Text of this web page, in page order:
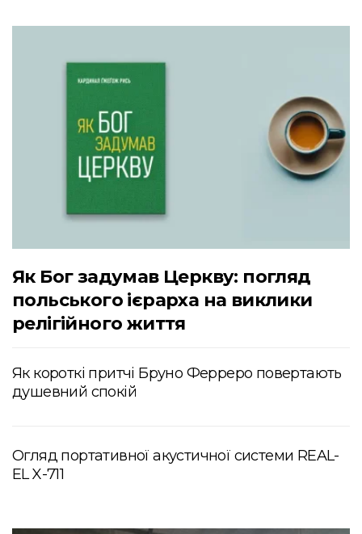
Як Бог задумав Церкву: погляд
польського ієрарха на виклики
релігійного життя
Як короткі притчі Бруно Ферреро повертають
душевний спокій
Огляд портативної акустичної системи REAL-
EL X-711